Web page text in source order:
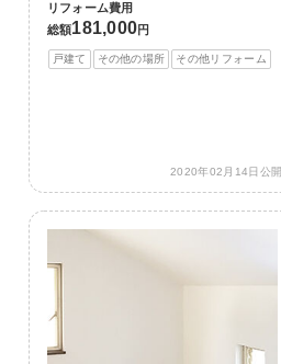
リフォーム費用
総額181,000円
戸建て その他の場所 その他リフォーム
2020年02月14日公開